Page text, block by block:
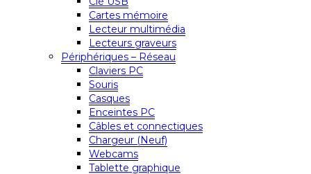
Cartes mémoire
Lecteur multimédia
Lecteurs graveurs
Périphériques – Réseau
Claviers PC
Souris
Casques
Enceintes PC
Câbles et connectiques
Chargeur (Neuf)
Webcams
Tablette graphique